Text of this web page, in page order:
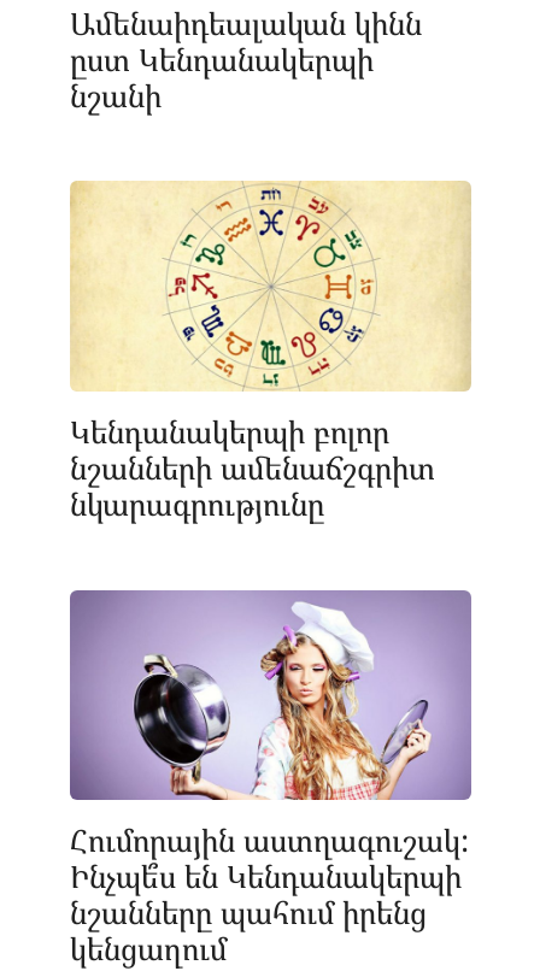
Ամենաիդեալական կինն
ըստ Կենդանակերպի
նշանի
Կենդանակերպի բոլոր
նշանների ամենաճշգրիտ
նկարագրությունը
Հումորային աստղագուշակ:
Ինչպե՞ս են Կենդանակերպի
նշանները պահում իրենց
կենցաղում